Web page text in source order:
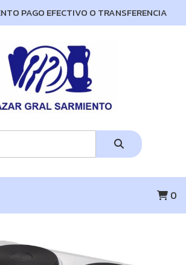
PAGO EFECTIVO O TRANSFERENCIA
0